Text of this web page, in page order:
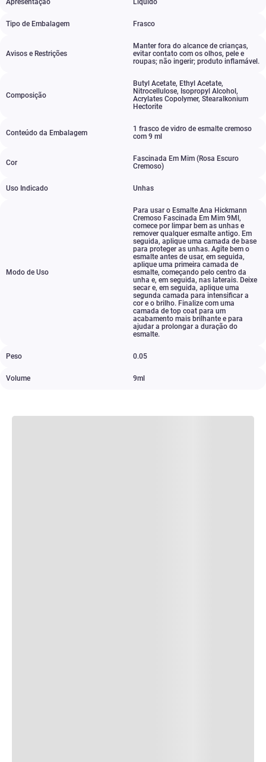
Apresentação Liquido
Tipo de Embalagem Frasco
Avisos e Restrições
Manter fora do alcance de crianças,
evitar contato com os olhos, pele e
roupas; não ingerir; produto inflamável.
Composição
Butyl Acetate, Ethyl Acetate,
Nitrocellulose, Isopropyl Alcohol ,
Acrylates Copolymer, Stearalkonium
Hectorite
Conteúdo da Embalagem
1 frasco de vidro de esmalte cremoso
com 9 ml
Cor
Fascinada Em Mim (Rosa Escuro
Cremoso)
Uso Indicado Unhas
Modo de Uso
Para usar o Esmalte Ana Hickmann
Cremoso Fascinada Em Mim 9Ml ,
comece por limpar bem as unhas e
remover qualquer esmalte antigo. Em
seguida, aplique uma camada de base
para proteger as unhas. Agite bem o
esmalte antes de usar, em seguida,
aplique uma primeira camada de
esmalte, começando pelo centro da
unha e, em seguida, nas laterais. Deixe
secar e, em seguida, aplique uma
segunda camada para intensificar a
cor e o brilho. Finalize com uma
camada de top coat para um
acabamento mais brilhante e para
ajudar a prolongar a duração do
esmalte.
Peso 0.05
Volume 9ml